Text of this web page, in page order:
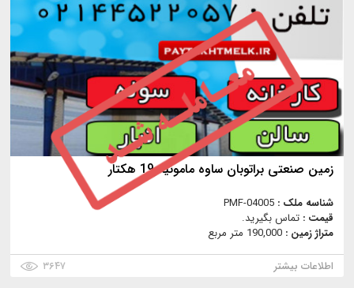
زمین صنعتی براتوبان ساوه مامونیه 19 هکتار
شناسه ملک : PMF-04005
قیمت : تماس بگیرید.
متراژ زمین : 190,000 متر مربع
اطلاعات بیشتر
۳۶۴۷